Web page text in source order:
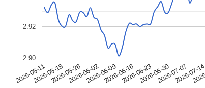
2026-05-112026-05-182026-05-262026-06-022026-06-092026-06-162026-06-232026-06-302026-07-07
2026-07-
2.90
2.92